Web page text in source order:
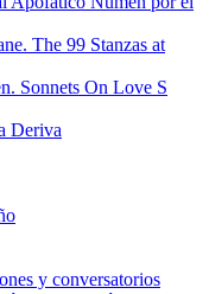
The 99 Stanzas at
Sonnets On Love S
Deriva
y conversatorios